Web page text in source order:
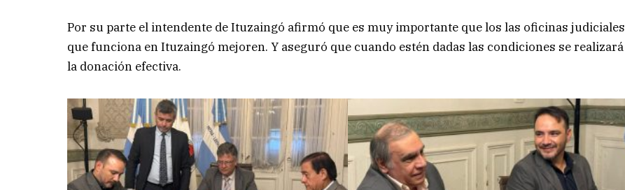
Por su parte el intendente de Ituzaingó afirmó que es muy importante que los las oficinas judiciales
que funciona en Ituzaingó mejoren. Y aseguró que cuando estén dadas las condiciones se realizará
la donación efectiva.